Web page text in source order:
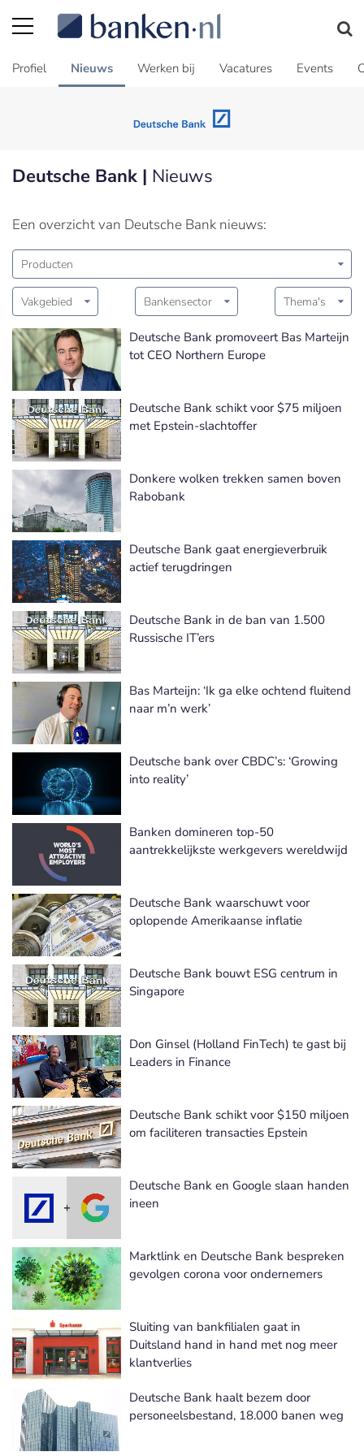
Profiel Nieuws Werken bij Vacatures Events
Deutsche Bank | Nieuws
Een overzicht van Deutsche Bank nieuws:
Producten
Vakgebied Bankensector Thema's
Deutsche Bank promoveert Bas Marteijn
tot CEO Northern Europe
Deutsche Bank schikt voor $75 miljoen
met Epstein-slachtoffer
Donkere wolken trekken samen boven
Rabobank
Deutsche Bank gaat energieverbruik
actief terugdringen
Deutsche Bank in de ban van 1.500
Russische IT’ers
Bas Marteijn: ‘Ik ga elke ochtend fluitend
naar m’n werk’
Deutsche bank over CBDC’s: ‘Growing
into reality’
Banken domineren top-50
aantrekkelijkste werkgevers wereldwijd
Deutsche Bank waarschuwt voor
oplopende Amerikaanse inflatie
Deutsche Bank bouwt ESG centrum in
Singapore
Don Ginsel (Holland FinTech) te gast bij
Leaders in Finance
Deutsche Bank schikt voor $150 miljoen
om faciliteren transacties Epstein
Deutsche Bank en Google slaan handen
ineen
Marktlink en Deutsche Bank bespreken
gevolgen corona voor ondernemers
Sluiting van bankfilialen gaat in
Duitsland hand in hand met nog meer
klantverlies
Deutsche Bank haalt bezem door
personeelsbestand, 18.000 banen weg